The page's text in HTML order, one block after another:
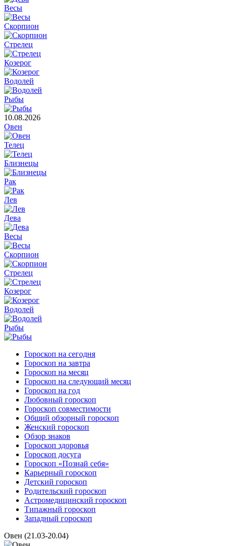
Весы
Скорпион
Стрелец
Козерог
Водолей
Рыбы
10.08.2026
Овен
Телец
Близнецы
Рак
Лев
Дева
Весы
Скорпион
Стрелец
Козерог
Водолей
Рыбы
Гороскоп на сегодня
Гороскоп на завтра
Гороскоп на месяц
Гороскоп на следующий месяц
Гороскоп на год
Любовный гороскоп
Гороскоп совместимости
Общий обзорный гороскоп
Женский гороскоп
Обзор знаков
Гороскоп здоровья
Гороскоп досуга
Гороскоп «Познай себя»
Карьерный гороскоп
Детский гороскоп
Родительский гороскоп
Астромедицинский гороскоп
Типажный гороскоп
Западный гороскоп
Овен (21.03-20.04)